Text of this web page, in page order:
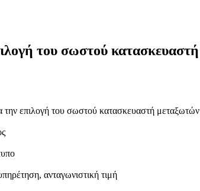
του σωστού
την επιλογή του σωστού κατασκευαστή
ανταγωνιστική τιμή